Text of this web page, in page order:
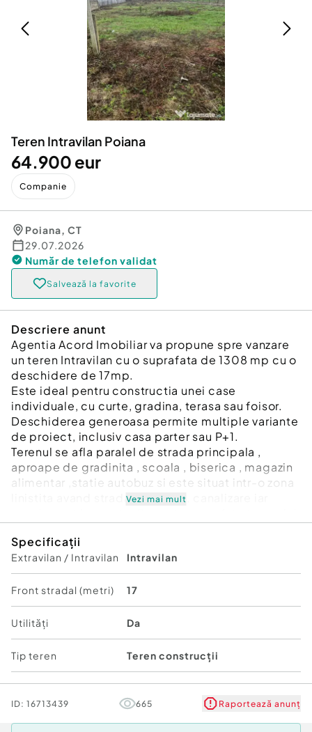
Servicii
Animale de companie
Afaceri și echipamente profesionale
Inchiriere Bunuri si Vehicule
Utilaje agricole si industriale
Piese auto si accesorii
Teren Intravilan Poiana
64.900 eur
Companie
Poiana, CT
29.07.2026
Număr de telefon validat
Salvează la favorite
Descriere anunt
Agentia Acord Imobiliar va propune spre vanzare
un teren Intravilan cu o suprafata de 1308 mp cu o
deschidere de 17mp.
Este ideal pentru constructia unei case
individuale, cu curte, gradina, terasa sau foisor.
Deschiderea generoasa permite multiple variante
de proiect, inclusiv casa parter sau P+1.
Terenul se afla paralel de strada principala ,
aproape de gradinita , scoala , biserica , magazin
alimentar ,statie autobuz si este situat intr-o zona
linistita avand strada asfaltata , canalizare iar
Oportunitati:
Zona in plina dezvoltare, cu potential bun de
crestere a valorii
Potrivit atat pentru locuinta proprie, cat si pentru
investitie
Liniste, intimitate si vecini deja construiti
Aproape de oras si ferit de aglomeratie.
Daca iti doresti un loc sigur, bine pozitionat si
gata pentru constructie, acest teren este
alegerea potrivita.
Se accepta schimb cu apartament 2 camere in
Constanta
Vezi mai mult
Specificații
Extravilan / Intravilan Intravilan
Front stradal (metri) 17
Utilități Da
Tip teren Teren construcții
ID: 16713439 665 Raportează anunț